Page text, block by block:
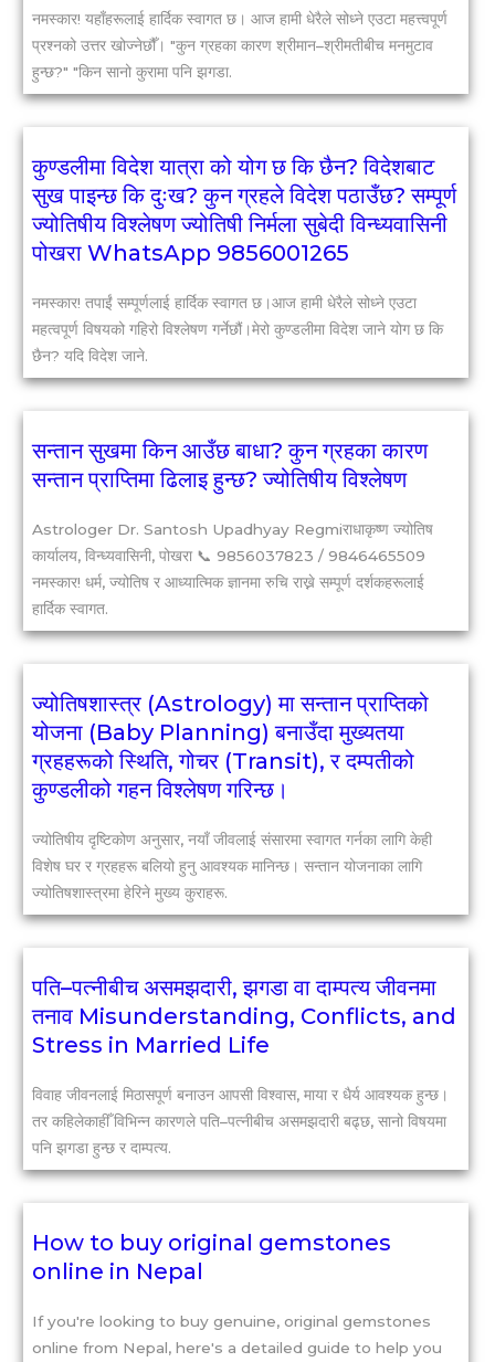
नमस्कार! यहाँहरूलाई हार्दिक स्वागत छ। आज हामी धेरैले सोध्ने एउटा महत्त्वपूर्ण
प्रश्नको उत्तर खोज्नेछौँ। "कुन ग्रहका कारण श्रीमान–श्रीमतीबीच मनमुटाव
हुन्छ?" "किन सानो कुरामा पनि झगडा.
कुण्डलीमा विदेश यात्रा को योग छ कि छैन? विदेशबाट
सुख पाइन्छ कि दुःख? कुन ग्रहले विदेश पठाउँछ? सम्पूर्ण
ज्योतिषीय विश्लेषण ज्योतिषी निर्मला सुबेदी विन्ध्यवासिनी
पोखरा WhatsApp 9856001265
नमस्कार! तपाईं सम्पूर्णलाई हार्दिक स्वागत छ।आज हामी धेरैले सोध्ने एउटा
महत्वपूर्ण विषयको गहिरो विश्लेषण गर्नेछौं।मेरो कुण्डलीमा विदेश जाने योग छ कि
छैन? यदि विदेश जाने.
सन्तान सुखमा किन आउँछ बाधा? कुन ग्रहका कारण
सन्तान प्राप्तिमा ढिलाइ हुन्छ? ज्योतिषीय विश्लेषण
Astrologer Dr. Santosh Upadhyay Regmiराधाकृष्ण ज्योतिष
कार्यालय, विन्ध्यवासिनी, पोखरा 📞 9856037823 / 9846465509
नमस्कार! धर्म, ज्योतिष र आध्यात्मिक ज्ञानमा रुचि राख्ने सम्पूर्ण दर्शकहरूलाई
हार्दिक स्वागत.
ज्योतिषशास्त्र (Astrology) मा सन्तान प्राप्तिको
योजना (Baby Planning) बनाउँदा मुख्यतया
ग्रहहरूको स्थिति, गोचर (Transit), र दम्पतीको
कुण्डलीको गहन विश्लेषण गरिन्छ।
ज्योतिषीय दृष्टिकोण अनुसार, नयाँ जीवलाई संसारमा स्वागत गर्नका लागि केही
विशेष घर र ग्रहहरू बलियो हुनु आवश्यक मानिन्छ। ​सन्तान योजनाका लागि
ज्योतिषशास्त्रमा हेरिने मुख्य कुराहरू.
पति–पत्नीबीच असमझदारी, झगडा वा दाम्पत्य जीवनमा
तनाव Misunderstanding, Conflicts, and
Stress in Married Life
विवाह जीवनलाई मिठासपूर्ण बनाउन आपसी विश्वास, माया र धैर्य आवश्यक हुन्छ।
तर कहिलेकाहीँ विभिन्न कारणले पति–पत्नीबीच असमझदारी बढ्छ, सानो विषयमा
पनि झगडा हुन्छ र दाम्पत्य.
How to buy original gemstones
online in Nepal
If you're looking to buy genuine, original gemstones
online from Nepal, here's a detailed guide to help you